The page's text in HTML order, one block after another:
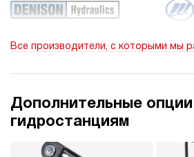
Все производители, с которыми мы
Дополнительные опции
гидростанциям